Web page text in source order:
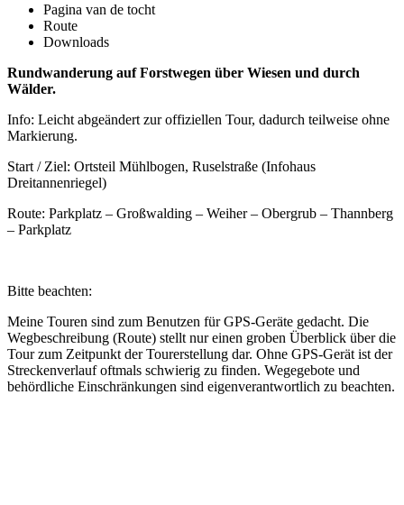
Pagina van de tocht
Route
Downloads
Rundwanderung auf Forstwegen über Wiesen und durch
Wälder.
Info: Leicht abgeändert zur offiziellen Tour, dadurch teilweise ohne
Markierung.
Start / Ziel: Ortsteil Mühlbogen, Ruselstraße (Infohaus
Dreitannenriegel)
Route: Parkplatz – Großwalding – Weiher – Obergrub – Thannberg
– Parkplatz
Bitte beachten:
Meine Touren sind zum Benutzen für GPS-Geräte gedacht. Die
Wegbeschreibung (Route) stellt nur einen groben Überblick über die
Tour zum Zeitpunkt der Tourerstellung dar. Ohne GPS-Gerät ist der
Streckenverlauf oftmals schwierig zu finden. Wegegebote und
behördliche Einschränkungen sind eigenverantwortlich zu beachten.